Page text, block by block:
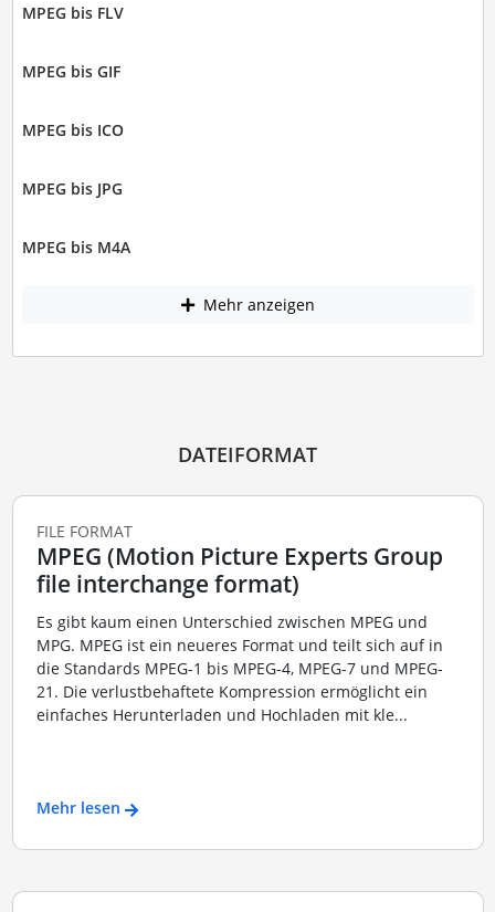
MPEG bis FLV
MPEG bis GIF
MPEG bis ICO
MPEG bis JPG
MPEG bis M4A
Mehr anzeigen
DATEIFORMAT
FILE FORMAT
MPEG (Motion Picture Experts Group
file interchange format)
Es gibt kaum einen Unterschied zwischen MPEG und
MPG. MPEG ist ein neueres Format und teilt sich auf in
die Standards MPEG-1 bis MPEG-4, MPEG-7 und MPEG-
21. Die verlustbehaftete Kompression ermöglicht ein
einfaches Herunterladen und Hochladen mit kle...
Mehr lesen